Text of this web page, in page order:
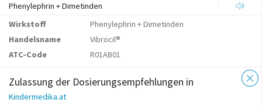
Phenylephrin + Dimetinden
Wirkstoff
Phenylephrin + Dimetinden
Handelsname
Vibrocil®
ATC-Code
R01AB01
Zulassung der Dosierungsempfehlungen in
Kindermedika.at